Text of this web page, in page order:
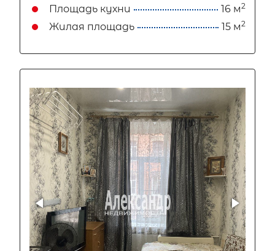
Площадь кухни 16 м2
Жилая площадь 15 м2